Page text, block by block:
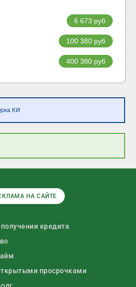
6 673 руб
100 380руб
400 380руб
КИ
НА САЙТЕ
кредита
просрочками